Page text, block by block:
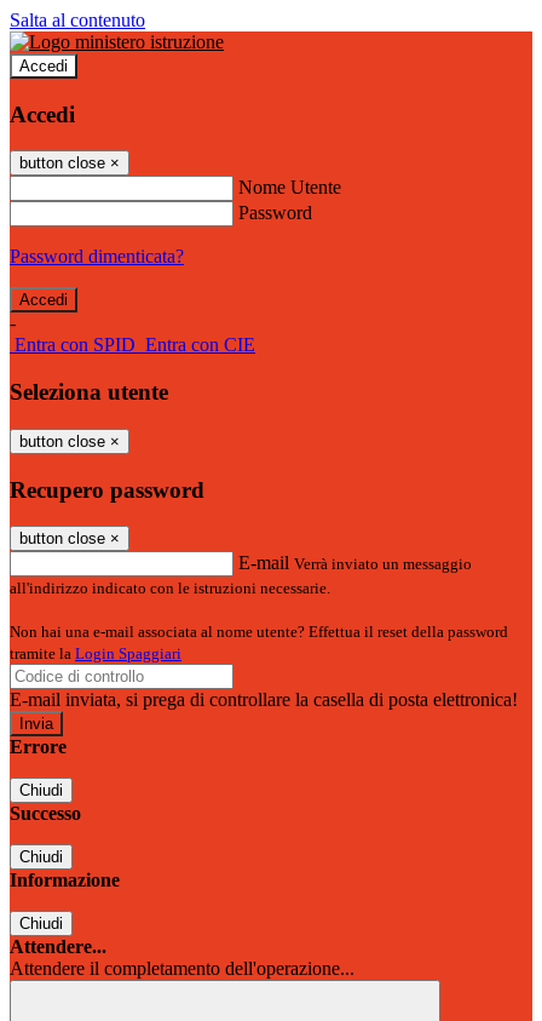
Salta al contenuto
Accedi
Accedi
button close ×
Nome Utente
Password
Password dimenticata?
-
Entra con SPID Entra con CIE
Seleziona utente
button close ×
Recupero password
button close ×
E-mail Verrà inviato un messaggio
all'indirizzo indicato con le istruzioni necessarie.
Non hai una e-mail associata al nome utente? Effettua il reset della password
tramite la Login Spaggiari
E-mail inviata, si prega di controllare la casella di posta elettronica!
Errore
Chiudi
Successo
Chiudi
Informazione
Chiudi
Attendere...
Attendere il completamento dell'operazione...